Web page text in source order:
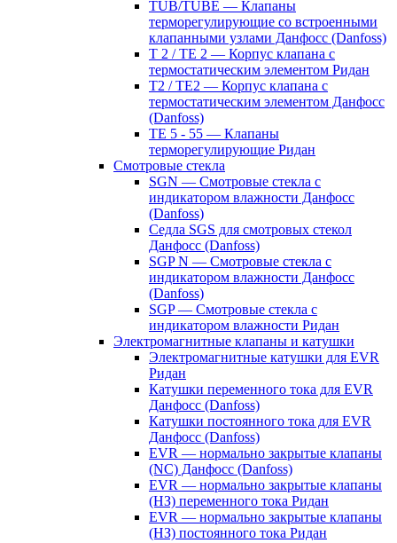
TUB/TUBE — Клапаны
терморегулирующие со встроенными
клапанными узлами Данфосс (Danfoss)
T 2 / TE 2 — Корпус клапана с
термостатическим элементом Ридан
T2 / TE2 — Корпус клапана с
термостатическим элементом Данфосс
(Danfoss)
TE 5 - 55 — Клапаны
терморегулирующие Ридан
Смотровые стекла
SGN — Смотровые стекла с
индикатором влажности Данфосс
(Danfoss)
Седла SGS для смотровых стекол
Данфосс (Danfoss)
SGP N — Смотровые стекла с
индикатором влажности Данфосс
(Danfoss)
SGP — Смотровые стекла с
индикатором влажности Ридан
Электромагнитные клапаны и катушки
Электромагнитные катушки для EVR
Ридан
Катушки переменного тока для EVR
Данфосс (Danfoss)
Катушки постоянного тока для EVR
Данфосс (Danfoss)
EVR — нормально закрытые клапаны
(NC) Данфосс (Danfoss)
EVR — нормально закрытые клапаны
(НЗ) переменного тока Ридан
EVR — нормально закрытые клапаны
(НЗ) постоянного тока Ридан